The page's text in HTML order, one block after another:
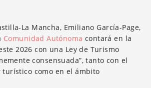
La Mancha, Emiliano García-Page,
Comunidad Autónoma contará en la
2026 con una Ley de Turismo
consensuada”, tanto con el
como en el ámbito